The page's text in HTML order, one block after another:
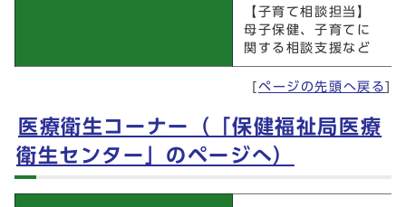
【子育て相談担当】
母子保健、子育てに
関する相談支援など
ページの先頭へ戻る
医療衛生コーナー（「保健福祉局医療
衛生センター」のページへ）